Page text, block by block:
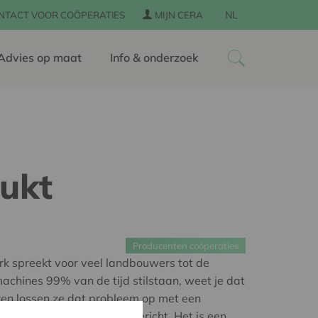
VOOR COÖPERATIES MIJN CERA NL
op maat Info & onderzoek
Producenten coöperaties
spreekt voor veel landbouwers tot de
99% van de tijd stilstaan, weet je dat
lossen ze dat probleem op met een